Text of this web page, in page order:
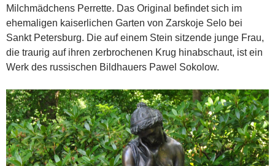
Milchmädchens Perrette. Das Original befindet sich im
ehemaligen kaiserlichen Garten von Zarskoje Selo bei
Sankt Petersburg. Die auf einem Stein sitzende junge Frau,
die traurig auf ihren zerbrochenen Krug hinabschaut, ist ein
Werk des russischen Bildhauers Pawel Sokolow.